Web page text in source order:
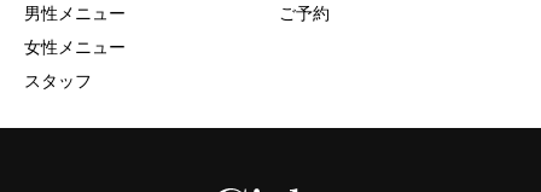
男性メニュー
女性メニュー
スタッフ
ご予約